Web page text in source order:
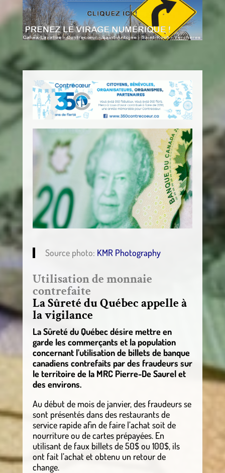
Source photo: KMR Photography
Utilisation de monnaie
contrefaite
La Sûreté du Québec appelle à
la vigilance
La Sûreté du Québec désire mettre en
garde les commerçants et la population
concernant l’utilisation de billets de banque
canadiens contrefaits par des fraudeurs sur
le territoire de la MRC Pierre-De Saurel et
des environs.
Au début de mois de janvier, des fraudeurs se
sont présentés dans des restaurants de
service rapide afin de faire l’achat soit de
nourriture ou de cartes prépayées. En
utilisant de faux billets de 50$ ou 100$, ils
ont fait l’achat et obtenu un retour de
change.